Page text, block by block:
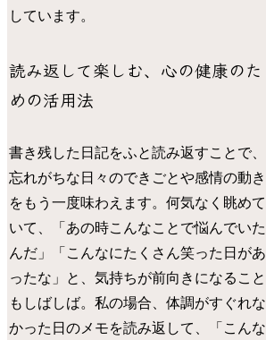
しています。
読み返して楽しむ、心の健康のた
めの活用法
書き残した日記をふと読み返すことで、
忘れがちな日々のできごとや感情の動き
をもう一度味わえます。何気なく眺めて
いて、「あの時こんなことで悩んでいた
んだ」「こんなにたくさん笑った日があ
ったな」と、気持ちが前向きになること
もしばしば。私の場合、体調がすぐれな
かった日のメモを読み返して、「こんな